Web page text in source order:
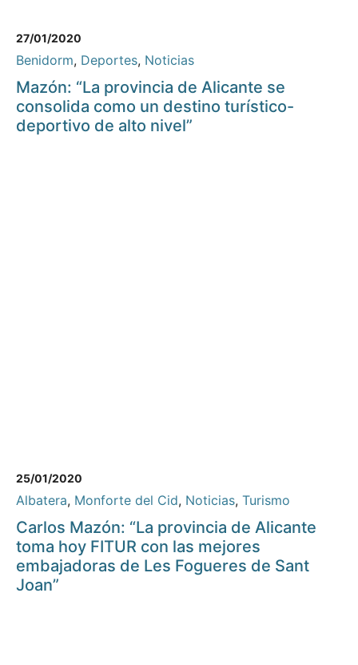
27/01/2020
Benidorm, Deportes, Noticias
Mazón: “La provincia de Alicante se
consolida como un destino turístico-
deportivo de alto nivel”
25/01/2020
Albatera, Monforte del Cid, Noticias, Turismo
Carlos Mazón: “La provincia de Alicante
toma hoy FITUR con las mejores
embajadoras de Les Fogueres de Sant
Joan”